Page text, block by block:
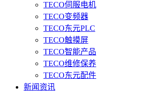
TECO伺服电机
TECO变频器
TECO东元PLC
TECO触摸屏
TECO智能产品
TECO维修保养
TECO东元配件
新闻资讯